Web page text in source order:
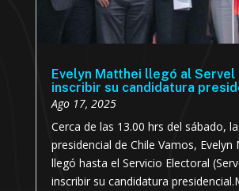
Evelyn Matthei llegó al Servel
inscribir su candidatura
Ago 17, 2025
Cerca de las 13.00 hrs del sábado,
presidencial de Chile Vamos, Evelyn
llegó hasta el Servicio Electoral
inscribir su candidatura